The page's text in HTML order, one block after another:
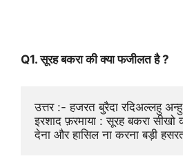
Q1. सूरह बकरा की क्या फजीलत है ?
उत्तर :- हजरत बुरैदा रदिअल्लहु
इरशाद फ़रमाया : सूरह बकरा
देना और हासिल ना करना बड़ी